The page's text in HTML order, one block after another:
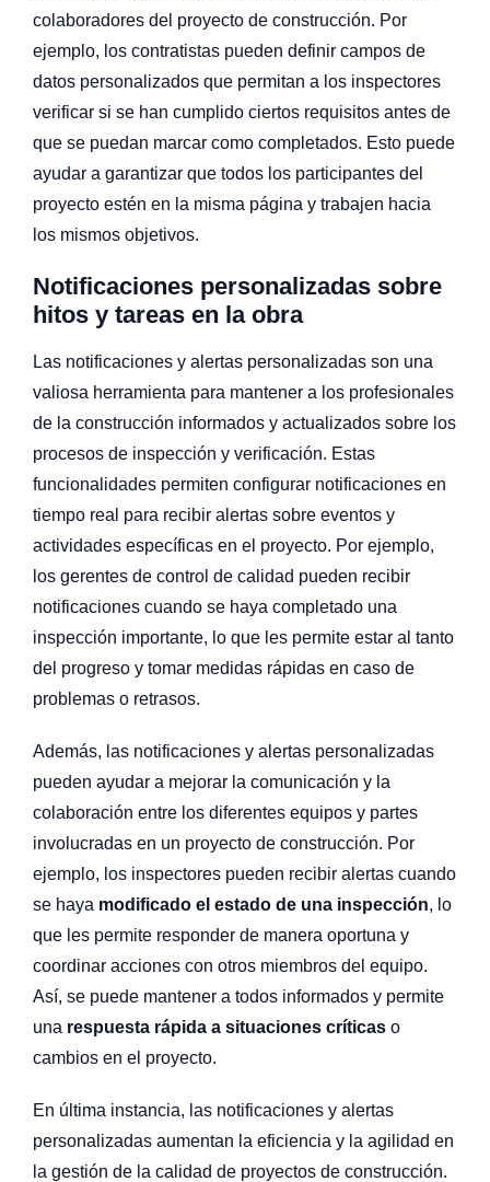
colaboradores del proyecto de construcción. Por
ejemplo, los contratistas pueden definir campos de
datos personalizados que permitan a los inspectores
verificar si se han cumplido ciertos requisitos antes de
que se puedan marcar como completados. Esto puede
ayudar a garantizar que todos los participantes del
proyecto estén en la misma página y trabajen hacia
los mismos objetivos.
Notificaciones personalizadas sobre
hitos y tareas en la obra
Las notificaciones y alertas personalizadas son una
valiosa herramienta para mantener a los profesionales
de la construcción informados y actualizados sobre los
procesos de inspección y verificación. Estas
funcionalidades permiten configurar notificaciones en
tiempo real para recibir alertas sobre eventos y
actividades específicas en el proyecto. Por ejemplo,
los gerentes de control de calidad pueden recibir
notificaciones cuando se haya completado una
inspección importante, lo que les permite estar al tanto
del progreso y tomar medidas rápidas en caso de
problemas o retrasos.
Además, las notificaciones y alertas personalizadas
pueden ayudar a mejorar la comunicación y la
colaboración entre los diferentes equipos y partes
involucradas en un proyecto de construcción. Por
ejemplo, los inspectores pueden recibir alertas cuando
se haya modificado el estado de una inspección, lo
que les permite responder de manera oportuna y
coordinar acciones con otros miembros del equipo.
Así, se puede mantener a todos informados y permite
una respuesta rápida a situaciones críticas o
cambios en el proyecto.
En última instancia, las notificaciones y alertas
personalizadas aumentan la eficiencia y la agilidad en
la gestión de la calidad de proyectos de construcción.